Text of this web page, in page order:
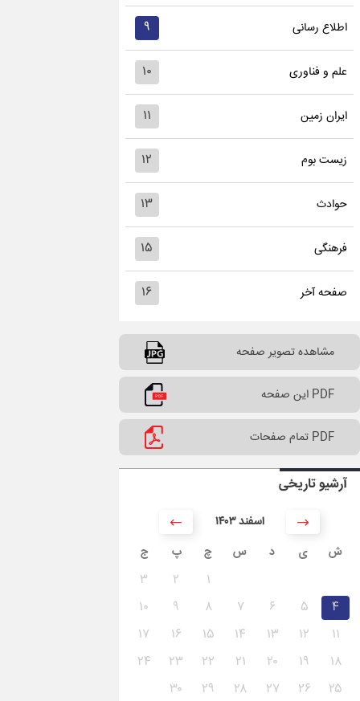
اطلاع رسانی ۹
علم و فناوری ۱۰
ایران زمین ۱۱
زیست بوم ۱۲
حوادث ۱۳
فرهنگی ۱۵
صفحه آخر ۱۶
مشاهده تصویر صفحه
PDF این صفحه
PDF تمام صفحات
آرشیو تاریخی
۱۴۰۳ اسفند
ش
ی د س چ پ ج
۱ ۲
۳
۴
۵ ۶ ۷ ۸ ۹
۱۰
۱۱
۱۲ ۱۳ ۱۴ ۱۵ ۱۶
۱۷
۱۸
۱۹ ۲۰ ۲۱ ۲۲ ۲۳
۲۴
۲۵
۲۶ ۲۷ ۲۸ ۲۹ ۳۰